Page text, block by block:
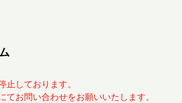
しております。
お問い合わせをお願いいたします。